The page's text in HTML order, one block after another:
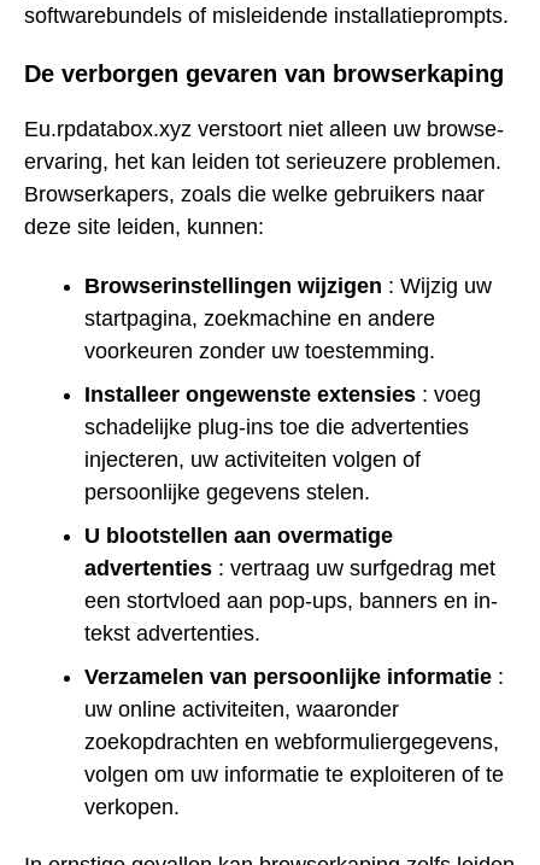
softwarebundels of misleidende installatieprompts.
De verborgen gevaren van browserkaping
Eu.rpdatabox.xyz verstoort niet alleen uw browse-
ervaring, het kan leiden tot serieuzere problemen.
Browserkapers, zoals die welke gebruikers naar
deze site leiden, kunnen:
Browserinstellingen wijzigen : Wijzig uw
startpagina, zoekmachine en andere
voorkeuren zonder uw toestemming.
Installeer ongewenste extensies : voeg
schadelijke plug-ins toe die advertenties
injecteren, uw activiteiten volgen of
persoonlijke gegevens stelen.
U blootstellen aan overmatige
advertenties : vertraag uw surfgedrag met
een stortvloed aan pop-ups, banners en in-
tekst advertenties.
Verzamelen van persoonlijke informatie :
uw online activiteiten, waaronder
zoekopdrachten en webformuliergegevens,
volgen om uw informatie te exploiteren of te
verkopen.